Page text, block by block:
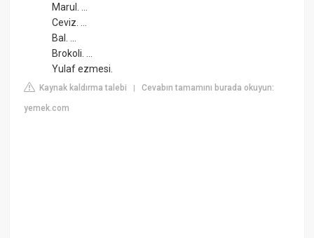
Marul. ...
Ceviz. ...
Bal. ...
Brokoli. ...
Yulaf ezmesi.
Kaynak kaldırma talebi |Cevabın tamamını burada okuyun:
yemek.com